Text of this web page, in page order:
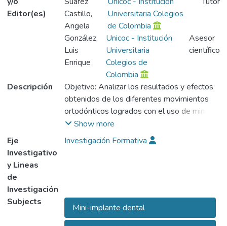
Editor(es)
Castillo,
Angela
Universitaria Colegios
de Colombia
González,
Luis
Enrique
Unicoc - Institución
Universitaria
Colegios de
Colombia
Asesor
científico
Descripción
Objetivo: Analizar los resultados y efectos
obtenidos de los diferentes movimientos
ortodónticos logrados con el uso de mini
implantes en tratamientos de Ortodoncia y
Ortopedia Maxilar en UNICOC durante el
periodo de año 2005 al 2010. Materiales y
posgrado de Ortodoncia y Ortopedia
Maxilar, utilizados como terapia
complementaria con el objetivo de lograr
Show more
Eje
Investigativo
y Lineas
de
Investigación
Investigación Formativa
Subjects
Mini-implante dental